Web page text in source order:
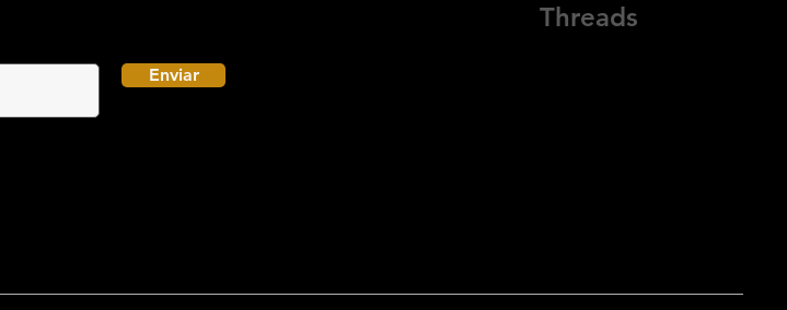
Enviar
Threads